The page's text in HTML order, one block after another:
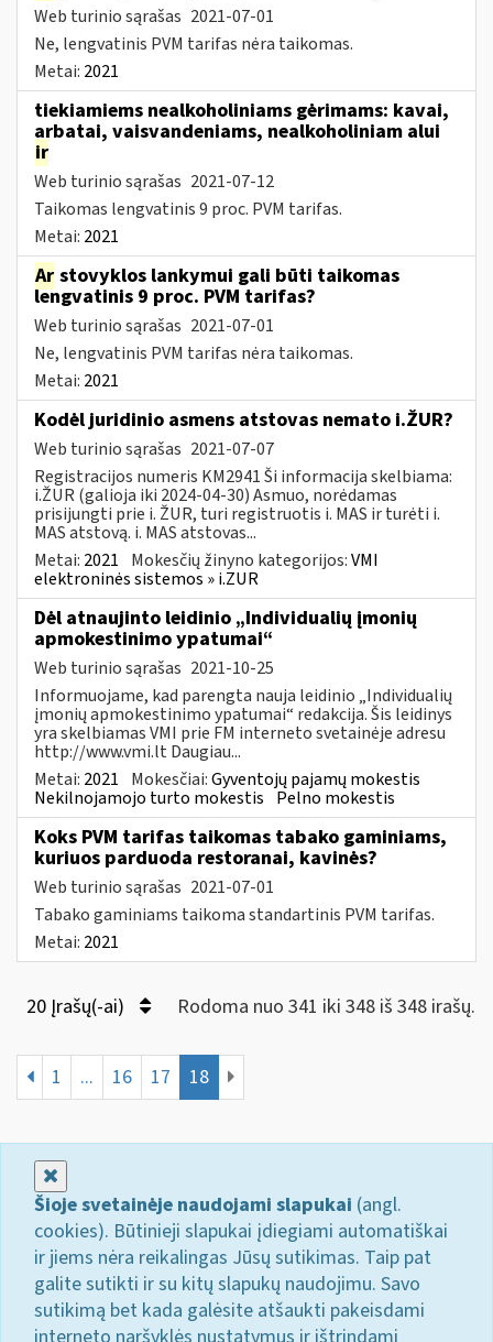
Web turinio sąrašas 2021-07-01
Ne, lengvatinis PVM tarifas nėra taikomas.
Metai: 2021
tiekiamiems nealkoholiniams gėrimams: kavai,
arbatai, vaisvandeniams, nealkoholiniam alui
ir
Web turinio sąrašas 2021-07-12
Taikomas lengvatinis 9 proc. PVM tarifas.
Metai: 2021
Ar stovyklos lankymui gali būti taikomas
lengvatinis 9 proc. PVM tarifas?
Web turinio sąrašas 2021-07-01
Ne, lengvatinis PVM tarifas nėra taikomas.
Metai: 2021
Kodėl juridinio asmens atstovas nemato i.ŽUR?
Web turinio sąrašas 2021-07-07
Registracijos numeris KM2941 Ši informacija skelbiama:
i.ŽUR (galioja iki 2024-04-30) Asmuo, norėdamas
prisijungti prie i. ŽUR, turi registruotis i. MAS ir turėti i.
MAS atstovą. i. MAS atstovas...
Metai: 2021 Mokesčių žinyno kategorijos:VMI
elektroninės sistemos » i.ZUR
Dėl atnaujinto leidinio „Individualių įmonių
apmokestinimo ypatumai“
Web turinio sąrašas 2021-10-25
Informuojame, kad parengta nauja leidinio „Individualių
įmonių apmokestinimo ypatumai“ redakcija. Šis leidinys
yra skelbiamas VMI prie FM interneto svetainėje adresu
http://www.vmi.lt Daugiau...
Metai: 2021 Mokesčiai:Gyventojų pajamų mokestis
Nekilnojamojo turto mokestis Pelno mokestis
Koks PVM tarifas taikomas tabako gaminiams,
kuriuos parduoda restoranai, kavinės?
Web turinio sąrašas 2021-07-01
Tabako gaminiams taikoma standartinis PVM tarifas.
Metai: 2021
20 Įrašų(-ai) Rodoma nuo 341 iki 348 iš 348 irašų.
1 ... 16 17 18
Šioje svetainėje naudojami slapukai (angl.
cookies). Būtinieji slapukai įdiegiami automatiškai
ir jiems nėra reikalingas Jūsų sutikimas. Taip pat
galite sutikti ir su kitų slapukų naudojimu. Savo
sutikimą bet kada galėsite atšaukti pakeisdami
interneto naršyklės nustatymus ir ištrindami